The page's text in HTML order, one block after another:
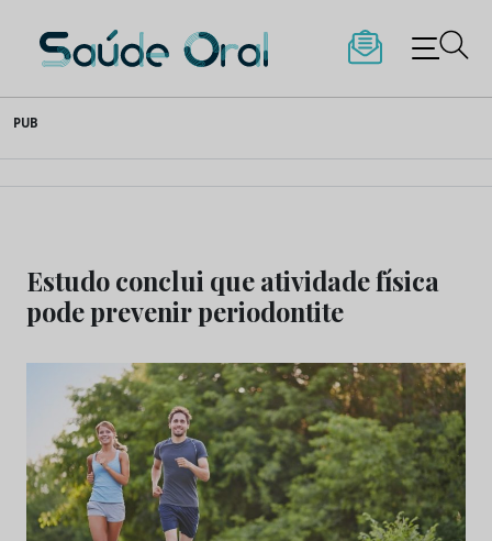
to
content
Saúde Oral
PUB
Estudo conclui que atividade física
pode prevenir periodontite